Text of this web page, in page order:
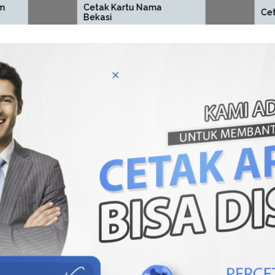
Cetak Kartu Nama
Cetak ID Card